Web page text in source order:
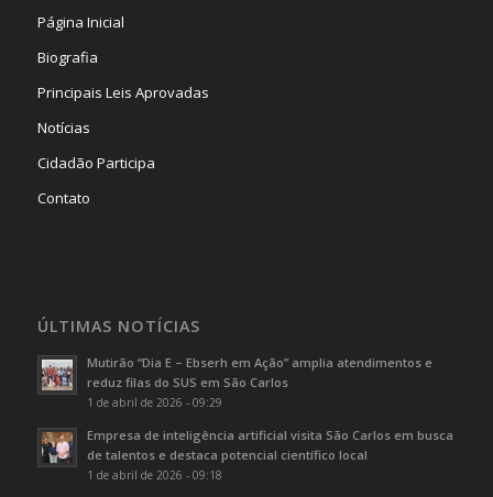
Página Inicial
Biografia
Principais Leis Aprovadas
Notícias
Cidadão Participa
Contato
ÚLTIMAS NOTÍCIAS
Mutirão “Dia E – Ebserh em Ação” amplia atendimentos e
reduz filas do SUS em São Carlos
1 de abril de 2026 - 09:29
Empresa de inteligência artificial visita São Carlos em busca
de talentos e destaca potencial científico local
1 de abril de 2026 - 09:18